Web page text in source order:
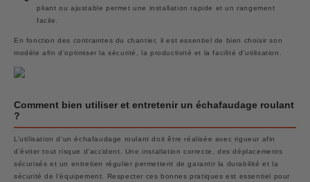
pliant ou ajustable permet une installation rapide et un rangement
facile.
En fonction des contraintes du chantier, il est essentiel de bien choisir son
modèle afin d’optimiser la sécurité, la productivité et la facilité d’utilisation.
Comment bien utiliser et entretenir un échafaudage roulant
?
L’utilisation d’un échafaudage roulant doit être réalisée avec rigueur afin
d’éviter tout risque d’accident. Une installation correcte, des déplacements
sécurisés et un entretien régulier permettent de garantir la durabilité et la
sécurité de l’équipement. Respecter ces bonnes pratiques est essentiel pour